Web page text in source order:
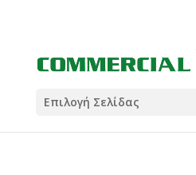
Coral
5
Επιλογή Σελίδας